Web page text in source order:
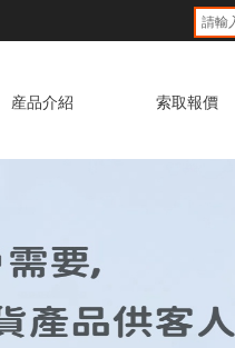
産品介紹 索取報價